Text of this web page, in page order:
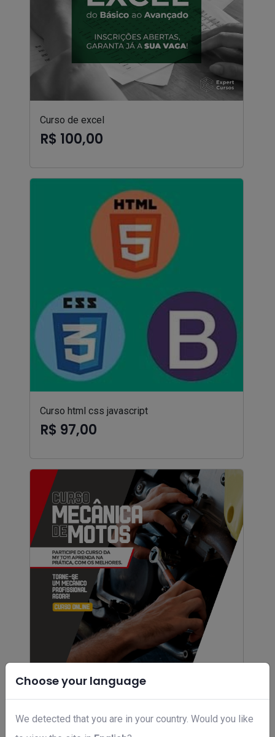
Choose your language
We detected that you are in your country. Would you like
Curso de excel
R$ 100,00
Curso html css javascript
R$ 97,00
Curso de mecânica de moto
R$ 676,00